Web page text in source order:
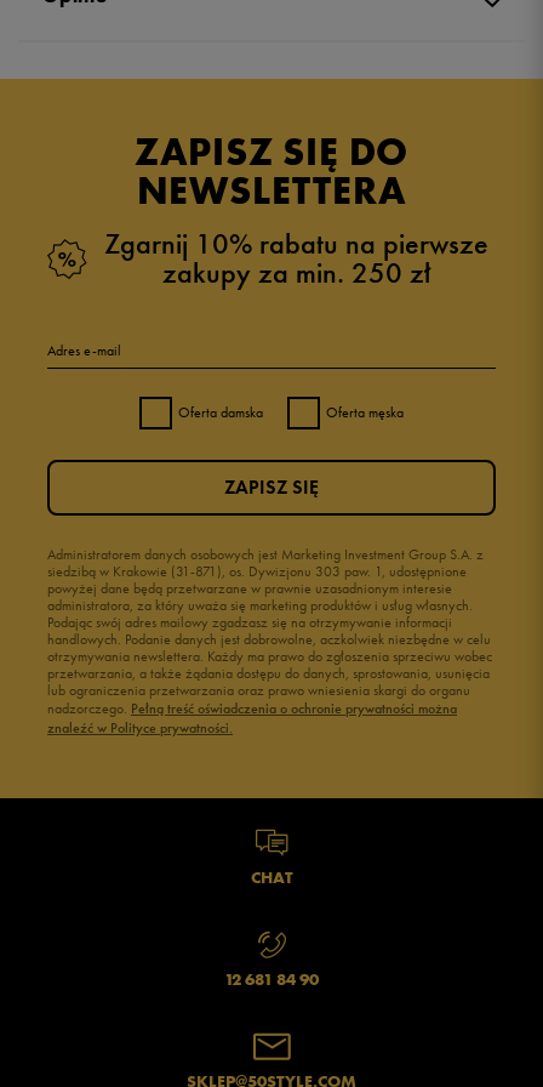
ZAPISZ SIĘ DO
NEWSLETTERA
Zgarnij 10% rabatu na pierwsze
zakupy za min. 250 zł
Adres e-mail
Oferta damska Oferta męska
Administratorem danych osobowych jest Marketing Investment Group S.A. z
siedzibą w Krakowie (31-871), os. Dywizjonu 303 paw. 1, udostępnione
powyżej dane będą przetwarzane w prawnie uzasadnionym interesie
administratora, za który uważa się marketing produktów i usług własnych.
Podając swój adres mailowy zgadzasz się na otrzymywanie informacji
handlowych. Podanie danych jest dobrowolne, aczkolwiek niezbędne w celu
otrzymywania newslettera. Każdy ma prawo do zgłoszenia sprzeciwu wobec
przetwarzania, a także żądania dostępu do danych, sprostowania, usunięcia
lub ograniczenia przetwarzania oraz prawo wniesienia skargi do organu
nadzorczego. Pełną treść oświadczenia o ochronie prywatności można
znaleźć w Polityce prywatności.
ZAPISZ SIĘ
CHAT
12 681 84 90
SKLEP@50STYLE.COM